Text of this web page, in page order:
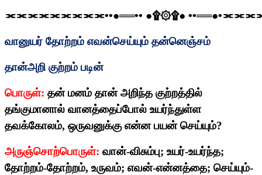
⫘⫘⫘⫘⫘⫘⫘⫘⫘••●══•• ●۩۞۩● ••══●•
வானுயர் தோற்றம் எவன்செய்யும் தன்னெஞ்சம்
தான்அறி குற்றம் படின்
பொருள்: தன் மனம் தான் அறிந்த குற்றத்தில்
தங்குமானால் வானத்தைப்போல் உயர்ந்துள்ள
தவக்கோலம், ஒருவனுக்கு என்ன பயன் செய்யும்?
அருஞ்சொற்பொருள்: வான்-விசும்பு; உயர்-உயர்ந்த;
தோற்றம்-தோற்றம், உருவம்; எவன்-என்னத்தை; செய்யும்-